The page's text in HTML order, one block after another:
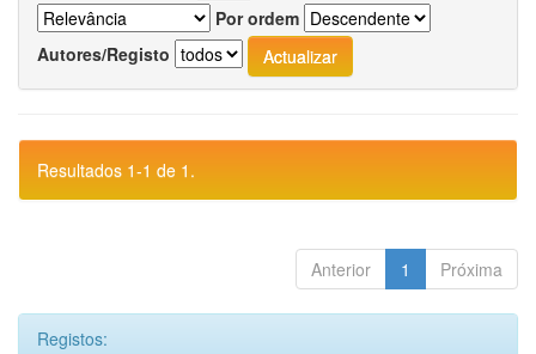
Por ordem
Autores/Registo
Resultados 1-1 de 1.
Anterior 1 Próxima
Registos: